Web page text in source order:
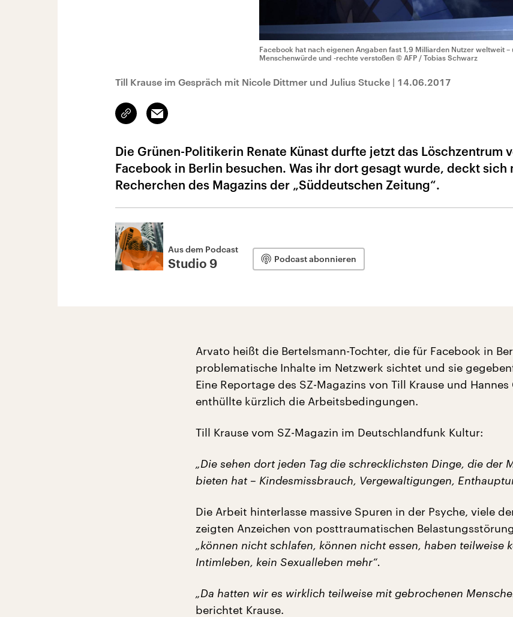
Facebook hat nach eigenen Angaben fast 1,9 Milliarden Nutzer weltweit
Menschenwürde und -rechte verstoßen © AFP / Tobias Schwarz
Till Krause im Gespräch mit Nicole Dittmer und Julius Stucke | 14.06.2017
Link
kopieren/teilen
Email
Die Grünen-Politikerin Renate Künast durfte jetzt das Löschzentrum
Facebook in Berlin besuchen. Was ihr dort gesagt wurde, deckt sich
Recherchen des Magazins der „Süddeutschen Zeitung“.
Aus dem Podcast
Studio 9 Podcast abonnieren
Arvato heißt die Bertelsmann-Tochter, die für Facebook in
problematische Inhalte im Netzwerk sichtet und sie
Eine Reportage des SZ-Magazins von Till Krause und Hannes
enthüllte kürzlich die Arbeitsbedingungen.
Till Krause vom SZ-Magazin im Deutschlandfunk Kultur:
„Die sehen dort jeden Tag die schrecklichsten Dinge, die der
bieten hat – Kindesmissbrauch, Vergewaltigungen,
Die Arbeit hinterlasse massive Spuren in der Psyche, viele
zeigten Anzeichen von posttraumatischen
„können nicht schlafen, können nicht essen, haben teilweise
Intimleben, kein Sexualleben mehr“.
„Da hatten wir es wirklich teilweise mit gebrochenen
berichtet Krause.